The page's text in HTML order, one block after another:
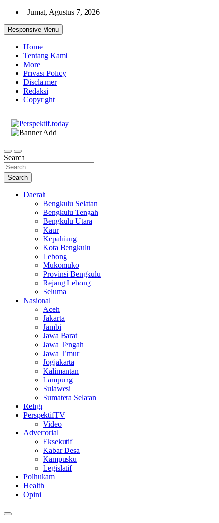
Skip
content
Jumat, Agustus 7, 2026
Responsive Menu
Home
Tentang Kami
More
Privasi Policy
Disclaimer
Redaksi
Copyright
Search
Search
Daerah
Bengkulu Selatan
Bengkulu Tengah
Bengkulu Utara
Kaur
Kepahiang
Kota Bengkulu
Lebong
Mukomuko
Provinsi Bengkulu
Rejang Lebong
Seluma
Nasional
Aceh
Jakarta
Jambi
Jawa Barat
Jawa Tengah
Jawa Timur
Jogjakarta
Kalimantan
Lampung
Sulawesi
Sumatera Selatan
Religi
PerspektifTV
Video
Advertorial
Eksekutif
Kabar Desa
Kampusku
Legislatif
Polhukam
Health
Opini